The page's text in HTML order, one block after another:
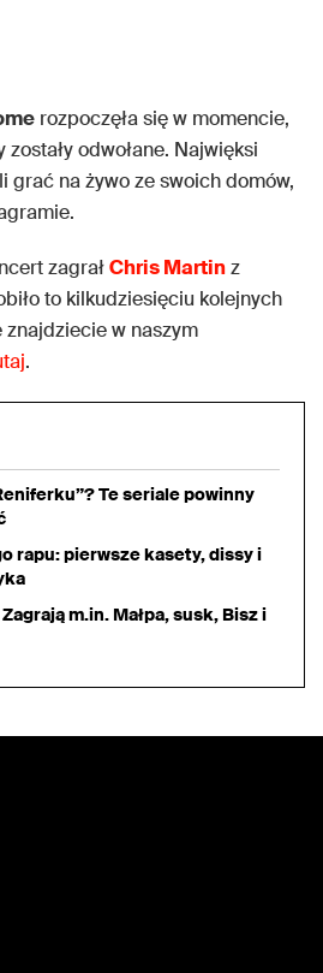
rozpoczęła się w momencie,
odwołane. Najwięksi
grać na żywo ze swoich domów,
zagrałChris Martinz
to kilkudziesięciu kolejnych
znajdziecie w naszym
.
Te seriale powinny
rapu: pierwsze kasety, dissy i
m.in. Małpa, susk, Bisz i